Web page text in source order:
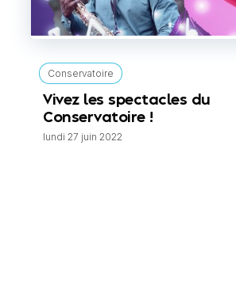
Conservatoire
Vivez les spectacles du
Conservatoire !
lundi 27 juin 2022